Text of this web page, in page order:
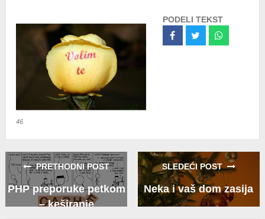
46
PODELI TEKST
Share
ShareShare
PRETHODNI POST
PHP preporuke petkom
– keširanje
SLEDEĆI POST
Neka i vaš dom zasija